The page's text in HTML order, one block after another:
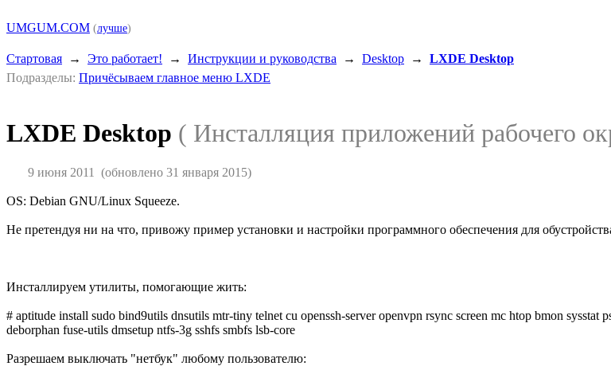
UMGUM.COM (лучше)
Стартовая → Это работает! → Инструкции и руководства → Desktop → LXDE Desktop
Подразделы: Причёсываем главное меню LXDE
LXDE Desktop ( Инсталляция приложений рабочего
9 июня 2011 (обновлено 31 января 2015)
OS: Debian GNU/Linux Squeeze.
Не претендуя ни на что, привожу пример установки и настройки программного обеспечения для
Инсталлируем утилиты, помогающие жить:
# aptitude install sudo bind9utils dnsutils mtr-tiny telnet cu openssh-server openvpn rsync screen mc htop bmon
deborphan fuse-utils dmsetup ntfs-3g sshfs smbfs lsb-core
Разрешаем выключать "нетбук" любому пользователю: